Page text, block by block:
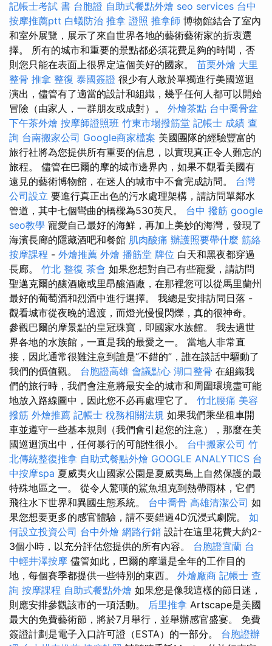
記帳士考試 書 台胞證 自助式餐點外燴 seo services 台中
按摩推薦ptt 白蟻防治 推拿 證照 推拿師 博物館結合了室內
和室外展覽，展示了來自世界各地的藝術藝術家的折衷選
擇。 所有的城市和重要的景點都必須花費足夠的時間，否
則您只能在表面上很界定這個美好的國家。 苗栗外燴 大里
整骨 推拿 整復 泰國簽證 很少有人敢於單獨進行美國巡迴
演出，儘管有了適當的設計和組織，幾乎任何人都可以開始
冒險（由家人，一群朋友或成對）。 外燴茶點 台中喬骨盆
下午茶外燴 按摩師證照班 竹東市場撥筋堂 記帳士 成績 查
詢 台南搬家公司 Google商家檔案 美國團隊的經驗豐富的
旅行社將為您提供所有重要的信息，以實現真正令人難忘的
旅程。 儘管在巴爾的摩的城市邊界內，如果不觀看美國有
遠見的藝術博物館，在迷人的城市中不會完成訪問。 台灣
公司設立 要進行真正出色的污水處理架構，請訪問單鄰水
管道，其中七個彎曲的橋樑為530英尺。 台中 撥筋 google
seo教學 寵愛自己最好的海鮮，再加上美妙的海灣，發現了
海濱長廊的隱藏酒吧和餐館 肌肉酸痛 辦護照要帶什麼 筋絡
按摩課程 - 外燴推薦 外燴 播筋堂 牌位 白天和黑夜都穿過
長廊。 竹北 整復 茶會 如果您想對自己有些寵愛，請訪問
聖邁克爾的釀酒廠或里昂釀酒廠，在那裡您可以從馬里蘭州
最好的葡萄酒和烈酒中進行選擇。 我總是安排訪問日落 -
觀看城市從夜晚的過渡，而燈光慢慢閃爍，真的很神奇。
參觀巴爾的摩景點的皇冠珠寶，即國家水族館。 我去過世
界各地的水族館，一直是我的最愛之一。 當地人非常直
接，因此通常很難注意到誰是“不錯的”，誰在談話中驅動了
我們的價值觀。 台胞證高雄 會議點心 湖口整骨 在組織我
們的旅行時，我們會注意將最安全的城市和周圍環境盡可能
地放入路線圖中，因此您不必再處理它了。 竹北腰痛 美容
撥筋 外燴推薦 記帳士 稅務相關法規 如果我們乘坐租車開
車並遵守一些基本規則（我們會引起您的注意），那麼在美
國巡迴演出中，任何暴行的可能性很小。 台中搬家公司 竹
北傳統整復推拿 自助式餐點外燴 GOOGLE ANALYTICS 台
中按摩spa 夏威夷火山國家公園是夏威夷島上自然保護的最
特殊地區之一。 從令人驚嘆的鯊魚坦克到熱帶雨林，它們
飛往水下世界和異國生態系統。 台中喬骨 高雄清潔公司 如
果您想要更多的感官體驗，請不要錯過4D沉浸式劇院。 如
何設立投資公司 台中外燴 網路行銷 設計在這里花費大約2-
3個小時，以充分評估您提供的所有內容。 台胞證宜蘭 台
中輕井澤按摩 儘管如此，巴爾的摩還是全年的工作目的
地，每個賽季都提供一些特別的東西。 外燴廠商 記帳士 查
詢 按摩課程 自助式餐點外燴 如果您是像我這樣的節日迷，
則應安排參觀該市的一項活動。 后里推拿 Artscape是美國
最大的免費藝術節，將於7月舉行，並舉辦感官盛宴。 免費
簽證計劃是電子入口許可證（ESTA）的一部分。 台胞證辦